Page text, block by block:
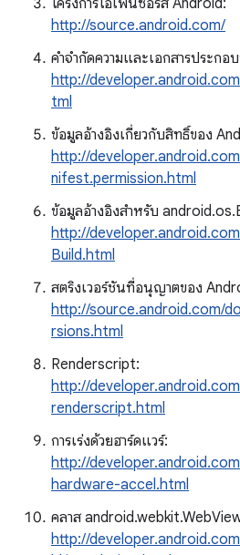
โครงการโอเพนซอร์ส Android:
http://source.android.com/
คําจํากัดความและเอกสารประกอ
http://
tml
ข้อมูลอ้างอิงเกี่ยวกับสิทธิ์ของ
http://
nifest.permission.html
ข้อมูลอ้างอิงสำหรับ
http://
Build.html
สตริงเวอร์ชันที่อนุญาตของ
http://source.android.com/
rsions.html
Renderscript:
http://
renderscript.html
การเร่งด้วยฮาร์ดแวร์:
http://
hardware-accel.html
คลาส
http://